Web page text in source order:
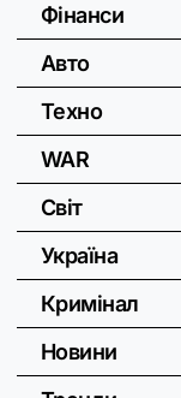
Фінанси
Авто
Техно
WAR
Світ
Україна
Кримінал
Новини